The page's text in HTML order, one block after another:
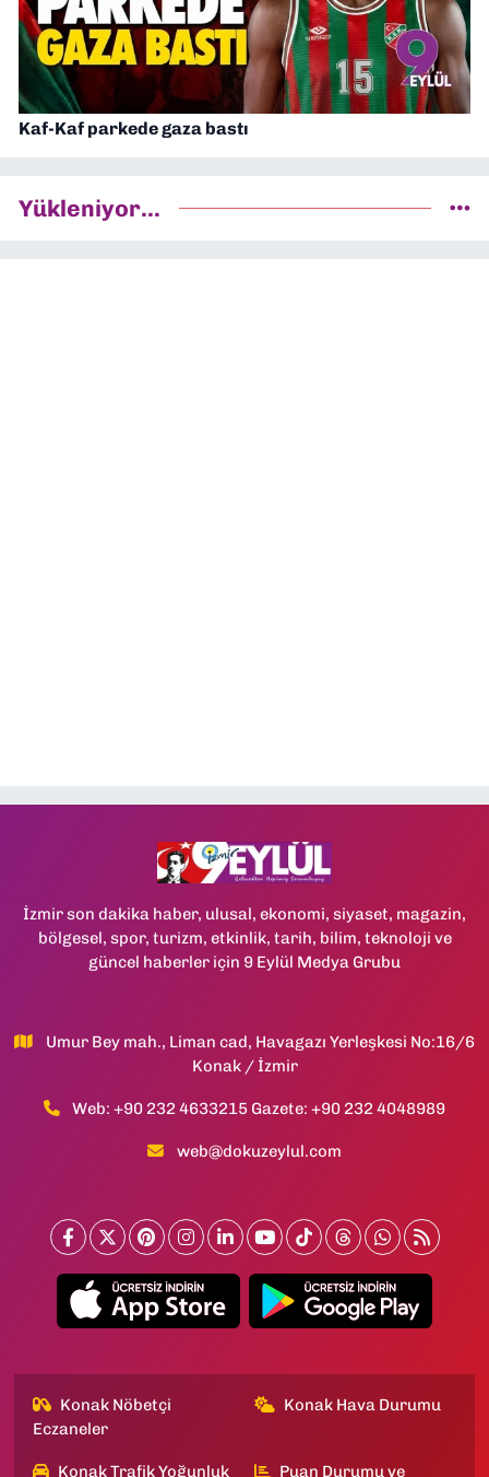
Kaf-Kaf parkede gaza bastı
Yükleniyor...
İzmir son dakika haber, ulusal, ekonomi, siyaset, magazin,
bölgesel, spor, turizm, etkinlik, tarih, bilim, teknoloji ve
güncel haberler için 9 Eylül Medya Grubu
Umur Bey mah., Liman cad, Havagazı Yerleşkesi No:16/6
Konak / İzmir
Web: +90 232 4633215 Gazete: +90 232 4048989
web@dokuzeylul.com
Konak Nöbetçi
Eczaneler
Konak Hava Durumu
Konak Trafik Yoğunluk Puan Durumu ve